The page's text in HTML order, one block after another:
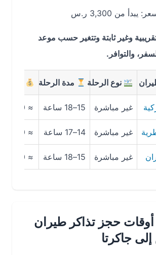
ر.س
وغير ثابتة وتتغير حسب موعد
نوع الرحلة مدة الرحلة متوسط
غير مباشرة 15–18 ساعة ≈ 3,200 ر.س
غير مباشرة 14–17 ساعة ≈ 3,400 ر.س
غير مباشرة 15–18 ساعة ≈ 3,300 ر.س
حجز تذاكر طيران